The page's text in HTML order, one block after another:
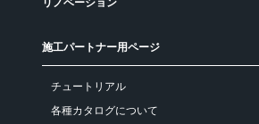
リノベーション
施工パートナー用ページ
チュートリアル
各種カタログについて